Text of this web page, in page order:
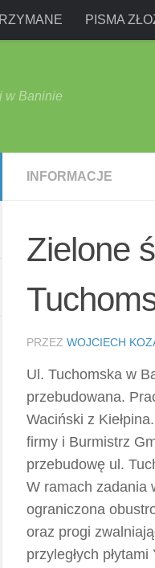
PISMA
w Baninie
INFORMACJE
Zielone
PRZEZ WOJCIECH
Ul. Tuchomska w
przebudowana.
Waciński z
firmy i Burmistrz
przebudowę ul.
W ramach zadania
ograniczona
oraz progi
przyległych